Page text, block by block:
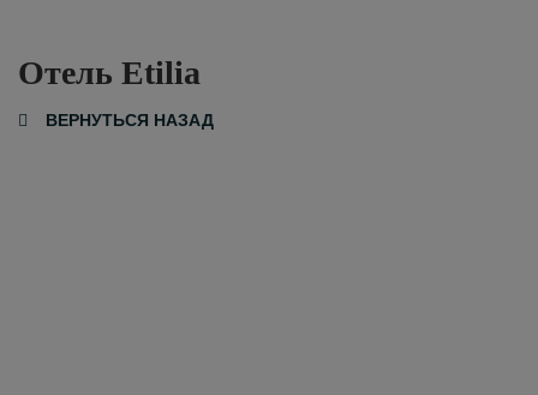
Отель Etilia
ВЕРНУТЬСЯ НАЗАД